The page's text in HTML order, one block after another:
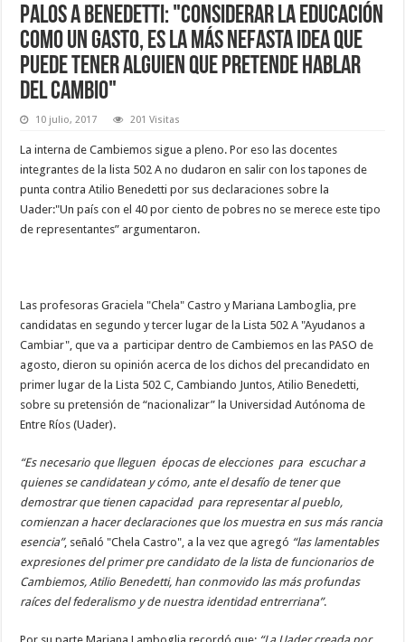
Palos a Benedetti: "Considerar la Educación
como un gasto, es la más nefasta idea que
puede tener alguien que pretende hablar
del Cambio"
10 julio, 2017 201 Visitas
La interna de Cambiemos sigue a pleno. Por eso las docentes
integrantes de la lista 502 A no dudaron en salir con los tapones de
punta contra Atilio Benedetti por sus declaraciones sobre la
Uader:"Un país con el 40 por ciento de pobres no se merece este tipo
de representantes” argumentaron.
Las profesoras Graciela "Chela" Castro y Mariana Lamboglia, pre
candidatas en segundo y tercer lugar de la Lista 502 A "Ayudanos a
Cambiar", que va a participar dentro de Cambiemos en las PASO de
agosto, dieron su opinión acerca de los dichos del precandidato en
primer lugar de la Lista 502 C, Cambiando Juntos, Atilio Benedetti,
sobre su pretensión de “nacionalizar” la Universidad Autónoma de
Entre Ríos (Uader).
“Es necesario que lleguen épocas de elecciones para escuchar a
quienes se candidatean y cómo, ante el desafío de tener que
demostrar que tienen capacidad para representar al pueblo,
comienzan a hacer declaraciones que los muestra en sus más rancia
esencia”, señaló "Chela Castro", a la vez que agregó “las lamentables
expresiones del primer pre candidato de la lista de funcionarios de
Cambiemos, Atilio Benedetti, han conmovido las más profundas
raíces del federalismo y de nuestra identidad entrerriana”.